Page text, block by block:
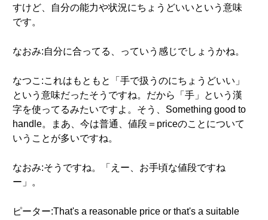
すけど、自分の能力や状況にちょうどいいという意味
です。
なおみ:自分に合ってる、っていう感じでしょうかね。
なつこ:これはもともと「手で扱うのにちょうどいい」
という意味だったそうですね。だから「手」という漢
字を使ってるみたいですよ。そう、Something good to
handle。まあ、今は普通、値段＝priceのことについて
いうことが多いですね。
なおみ:そうですね。「えー、お手頃な値段ですね
ー」。
ピーター:That's a reasonable price or that's a suitable